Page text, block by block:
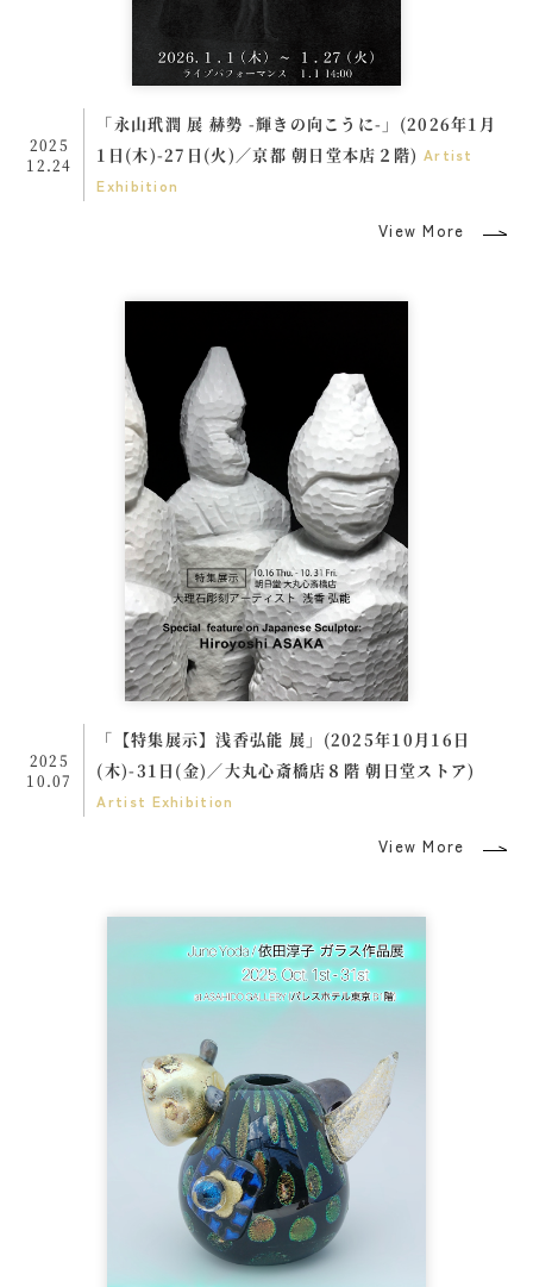
2025
12.24
「永山玳潤 展 赫勢 -輝きの向こうに-」(2026年1月
1日(木)-27日(火)／京都 朝日堂本店２階) Artist
Exhibition
View More
2025
10.07
「【特集展示】浅香弘能 展」(2025年10月16日
(木)-31日(金)／大丸心斎橋店８階 朝日堂ストア)
Artist Exhibition
View More